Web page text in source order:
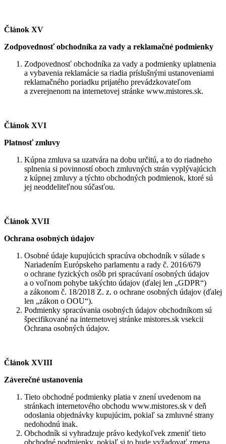
Článok XV
Zodpovednosť obchodníka za vady a reklamačné podmienky
Zodpovednosť obchodníka za vady a podmienky uplatnenia
a vybavenia reklamácie sa riadia príslušnými ustanoveniami
reklamačného poriadku prijatého prevádzkovateľom
a zverejnenom na internetovej stránke www.mistores.sk.
Článok XVI
Platnosť zmluvy
Kúpna zmluva sa uzatvára na dobu určitú, a to do riadneho
splnenia si povinností oboch zmluvných strán vyplývajúcich
z kúpnej zmluvy a týchto obchodných podmienok, ktoré sú
jej neoddeliteľnou súčasťou.
Článok XVII
Ochrana osobných údajov
Osobné údaje kupujúcich spracúva obchodník v súlade s
Nariadením Európskeho parlamentu a rady č. 2016/679
o ochrane fyzických osôb pri spracúvaní osobných údajov
a o voľnom pohybe takýchto údajov (ďalej len „GDPR“)
a zákonom č. 18/2018 Z. z. o ochrane osobných údajov (ďalej
len „zákon o OOU“).
Podmienky spracúvania osobných údajov obchodníkom sú
špecifikované na internetovej stránke mistores.sk vsekcii
Ochrana osobných údajov.
Článok XVIII
Záverečné ustanovenia
Tieto obchodné podmienky platia v znení uvedenom na
stránkach internetového obchodu www.mistores.sk v deň
odoslania objednávky kupujúcim, pokiaľ sa zmluvné strany
nedohodnú inak.
Obchodník si vyhradzuje právo kedykoľvek zmeniť tieto
obchodné podmienky, pokiaľ si to bude vyžadovať zmena